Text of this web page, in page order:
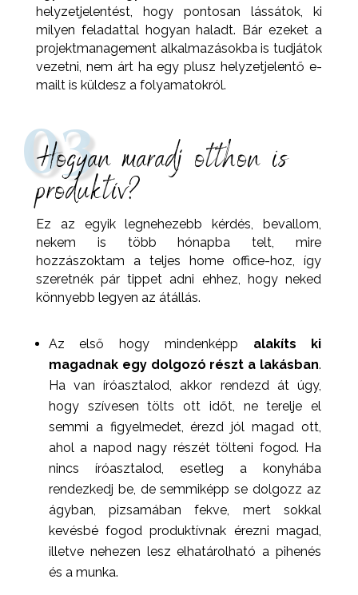
helyzetjelentést, hogy pontosan lássátok, ki
milyen feladattal hogyan haladt. Bár ezeket a
projektmanagement alkalmazásokba is tudjátok
vezetni, nem árt ha egy plusz helyzetjelentő e-
mailt is küldesz a folyamatokról.⁣⁣⁣
03
Hogyan maradj otthon is
produktív?
Ez az egyik legnehezebb kérdés, bevallom,
nekem is több hónapba telt, mire
hozzászoktam a teljes home office-hoz, így
szeretnék pár tippet adni ehhez, hogy neked
könnyebb legyen az átállás.⁣⁣⁣
Az első hogy mindenképp alakíts ki
magadnak egy dolgozó részt a lakásban.
Ha van íróasztalod, akkor rendezd át úgy,
hogy szívesen tölts ott időt, ne terelje el
semmi a figyelmedet, érezd jól magad ott,
ahol a napod nagy részét tölteni fogod. Ha
nincs íróasztalod, esetleg a konyhába
rendezkedj be, de semmiképp se dolgozz az
ágyban, pizsamában fekve, mert sokkal
kevésbé fogod produktívnak érezni magad,
illetve nehezen lesz elhatárolható a pihenés
és a munka.⁣⁣